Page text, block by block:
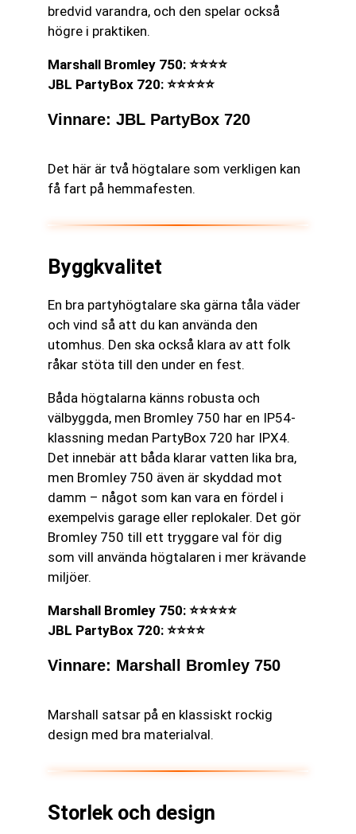
bredvid varandra, och den spelar också
högre i praktiken.
Marshall Bromley 750: ⭐⭐⭐⭐
JBL PartyBox 720: ⭐⭐⭐⭐⭐
Vinnare: JBL PartyBox 720
Det här är två högtalare som verkligen kan
få fart på hemmafesten.
Byggkvalitet
En bra partyhögtalare ska gärna tåla väder
och vind så att du kan använda den
utomhus. Den ska också klara av att folk
råkar stöta till den under en fest.
Båda högtalarna känns robusta och
välbyggda, men Bromley 750 har en IP54-
klassning medan PartyBox 720 har IPX4.
Det innebär att båda klarar vatten lika bra,
men Bromley 750 även är skyddad mot
damm – något som kan vara en fördel i
exempelvis garage eller replokaler. Det gör
Bromley 750 till ett tryggare val för dig
som vill använda högtalaren i mer krävande
miljöer.
Marshall Bromley 750: ⭐⭐⭐⭐⭐
JBL PartyBox 720: ⭐⭐⭐⭐
Vinnare: Marshall Bromley 750
Marshall satsar på en klassiskt rockig
design med bra materialval.
Storlek och design